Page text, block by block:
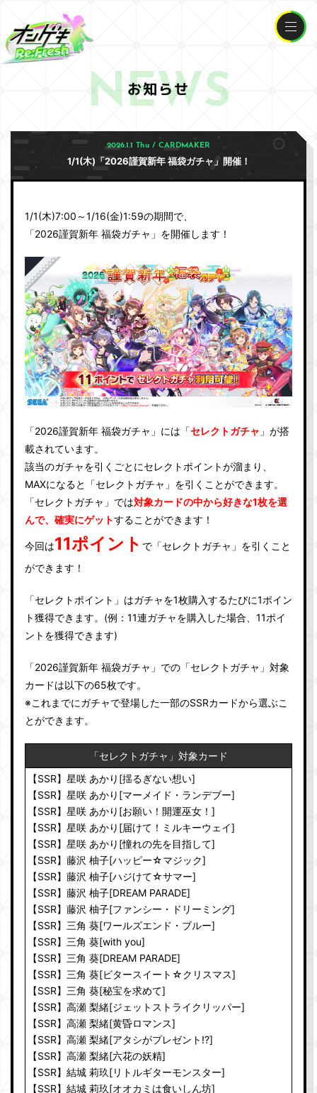
NEWS
お知らせ
2026.1.1 Thu / CARDMAKER
1/1(木)「2026謹賀新年 福袋ガチャ」開催！
1/1(木)7:00～1/16(金)1:59の期間で、
「2026謹賀新年 福袋ガチャ」を開催します！
「2026謹賀新年 福袋ガチャ」には「セレクトガチャ 」が搭
載されています。
該当のガチャを引くごとにセレクトポイントが溜まり、
MAXになると「セレクトガチャ」を引くことができます。
「セレクトガチャ」では対象カードの中から好きな1枚を選
んで、確実にゲットすることができます！
今回は11ポイント で「セレクトガチャ」を引くこと
ができます！
「セレクトポイント」はガチャを1枚購入するたびに1ポイン
ト獲得できます。(例：11連ガチャを購入した場合、11ポイ
ントを獲得できます)
「2026謹賀新年 福袋ガチャ」での「セレクトガチャ」対象
カードは以下の65枚です。
※これまでにガチャで登場した一部のSSRカードから選ぶこ
とができます。
「セレクトガチャ」対象カード
【SSR】星咲 あかり[揺るぎない想い]
【SSR】星咲 あかり[マーメイド・ランデブー]
【SSR】星咲 あかり[お願い！開運巫女！]
【SSR】星咲 あかり[届けて！ミルキーウェイ]
【SSR】星咲 あかり[憧れの先を目指して]
【SSR】藤沢 柚子[ハッピー☆マジック]
【SSR】藤沢 柚子[ハジけて☆サマー]
【SSR】藤沢 柚子[DREAM PARADE]
【SSR】藤沢 柚子[ファンシー・ドリーミング]
【SSR】三角 葵[ワールズエンド・ブルー]
【SSR】三角 葵[with you]
【SSR】三角 葵[DREAM PARADE]
【SSR】三角 葵[ビタースイート☆クリスマス]
【SSR】三角 葵[秘宝を求めて]
【SSR】高瀬 梨緒[ジェットストライクリッパー]
【SSR】高瀬 梨緒[黄昏ロマンス]
【SSR】高瀬 梨緒[アタシがプレゼント!?]
【SSR】高瀬 梨緒[六花の妖精]
【SSR】結城 莉玖[リトルギターモンスター]
【SSR】結城 莉玖[オオカミは食いしん坊]